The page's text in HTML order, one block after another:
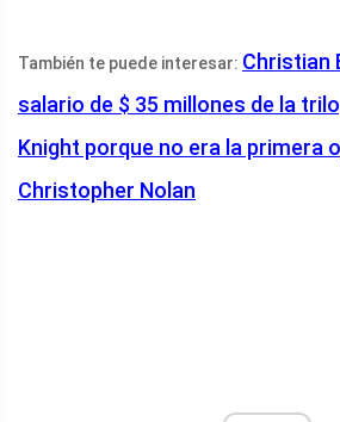
También te puede interesar: Christian
salario de $ 35 millones de la
Knight porque no era la primera
Christopher Nolan